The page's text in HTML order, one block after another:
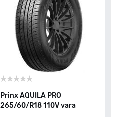
Prinx AQUILA PRO
265/60/R18 110V vara